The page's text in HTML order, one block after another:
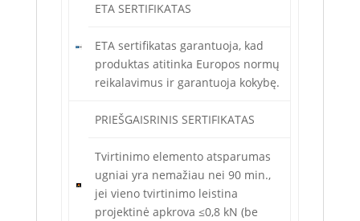
ETA SERTIFIKATAS
ETA sertifikatas garantuoja, kad
produktas atitinka Europos normų
reikalavimus ir garantuoja kokybę.
PRIEŠGAISRINIS SERTIFIKATAS
Tvirtinimo elemento atsparumas
ugniai yra nemažiau nei 90 min.,
jei vieno tvirtinimo leistina
projektinė apkrova ≤0,8 kN (be